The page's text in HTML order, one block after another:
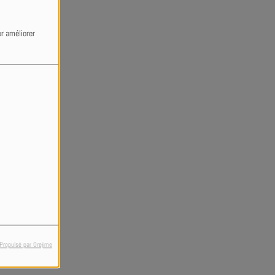
améliorer
Propulsé par Orejime